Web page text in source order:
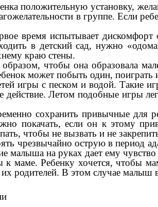
положительную установку,
в группе. Если
время испытывает
в детский сад, нужно
краю стены.
чтобы она образовала
может побыть один, поиграть
игры с песком и водой. Такие
Летом подобные игры
сохранить привычные для
покачать, если он к этому
чтобы не вызвать и не
чрезвычайно острую в период
малыша на руках дает ему
к маме. Ребенку хочется, чтобы
родителей. В этом случае малыш